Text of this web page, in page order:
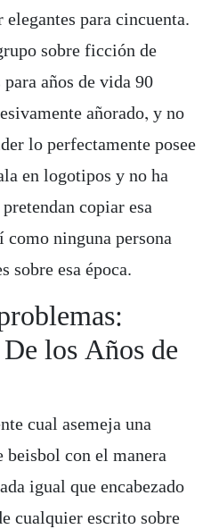
para cincuenta.
sobre ficción de
años de vida 90
añorado, y no
lo perfectamente posee
en logotipos y no ha
copiar esa
como ninguna persona
sobre esa época.
los Años de
cual asemeja una
con el manera
igual que encabezado
cualquier escrito sobre